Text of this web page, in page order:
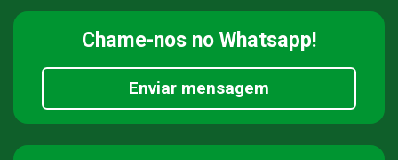
Chame-nos no Whatsapp!
Enviar mensagem